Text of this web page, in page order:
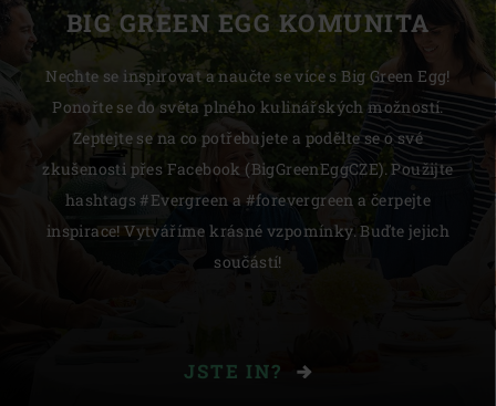
BIG GREEN EGG KOMUNITA
Nechte se inspirovat a naučte se více s Big Green Egg!
Ponořte se do světa plného kulinářských možností.
Zeptejte se na co potřebujete a podělte se o své
zkušenosti přes Facebook (BigGreenEggCZE). Použijte
hashtags #Evergreen a #forevergreen a čerpejte
inspirace! Vytváříme krásné vzpomínky. Buďte jejich
součástí!
JSTE IN?